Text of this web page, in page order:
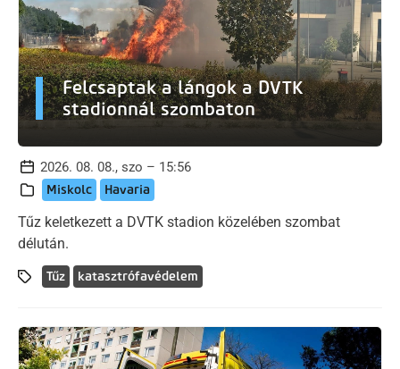
Felcsaptak a lángok a DVTK
stadionnál szombaton
2026. 08. 08., szo – 15:56
Miskolc Havaria
Tűz keletkezett a DVTK stadion közelében szombat
délután.
Tűz katasztrófavédelem